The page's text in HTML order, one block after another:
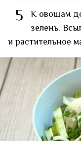
5 К овощам
зелень.
и растительное